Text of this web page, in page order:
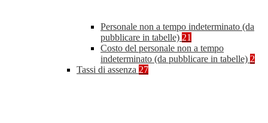
Personale non a tempo indeterminato (da
pubblicare in tabelle) 21
Costo del personale non a tempo
indeterminato (da pubblicare in tabelle) 2
Tassi di assenza 27